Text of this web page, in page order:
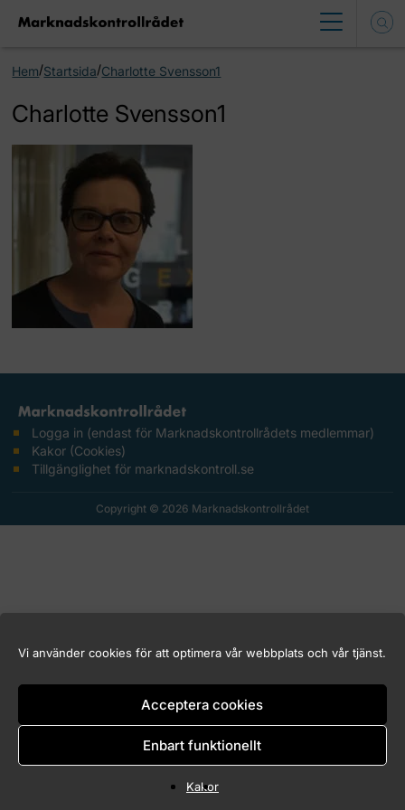
Vi använder cookies för att optimera vår webbplats och vår tjänst.
Acceptera cookies
Enbart funktionellt
Kakor
Hem/Startsida/Charlotte Svensson1
Charlotte Svensson1
Logga in (endast för Marknadskontrollrådets medlemmar)
Kakor (Cookies)
Tillgänglighet för marknadskontroll.se
Copyright © 2026 Marknadskontrollrådet